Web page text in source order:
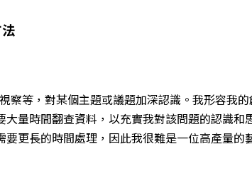
察等，對某個主題或議題加深認識。我形容我
量時間翻查資料，以充實我對該問題的認識和
更長的時間處理，因此我很難是一位高產量的